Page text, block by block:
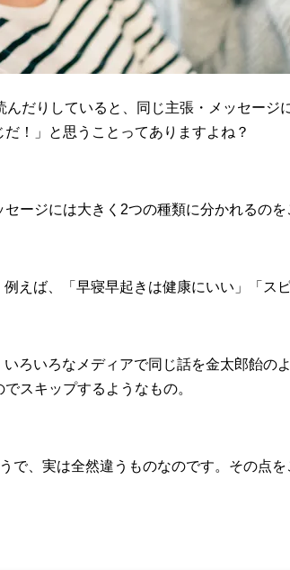
だりしていると、同じ主張・メッセージ
！」と思うことってありますよね？
ージには大きく2つの種類に分かれるのを
えば、「早寝早起きは健康にいい」「ス
ろいろなメディアで同じ話を金太郎飴の
スキップするようなもの。
で、実は全然違うものなのです。その点